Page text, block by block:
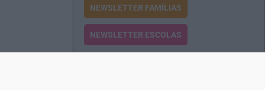
NEWSLETTER FAMÍLIAS
NEWSLETTER ESCOLAS